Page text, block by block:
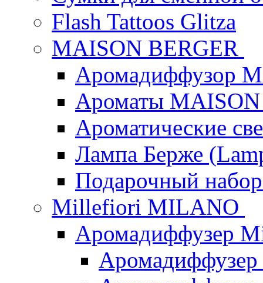
Flash Tattoos Glitza
MAISON BERGER
Аромадиффузор
Ароматы
Ароматические
Лампа Берже
Подарочный
Millefiori MILANO
Аромадиффузер